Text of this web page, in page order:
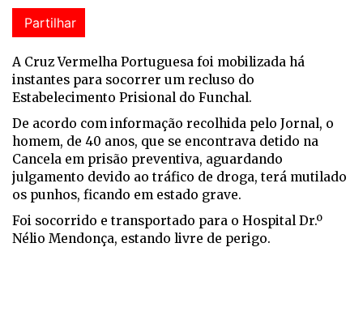
Partilhar
A Cruz Vermelha Portuguesa foi mobilizada há
instantes para socorrer um recluso do
Estabelecimento Prisional do Funchal.
De acordo com informação recolhida pelo Jornal, o
homem, de 40 anos, que se encontrava detido na
Cancela em prisão preventiva, aguardando
julgamento devido ao tráfico de droga, terá mutilado
os punhos, ficando em estado grave.
Foi socorrido e transportado para o Hospital Dr.º
Nélio Mendonça, estando livre de perigo.